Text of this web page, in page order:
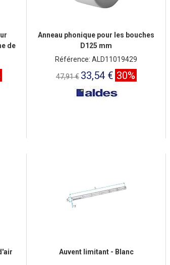
de
Anneau phonique pour les bouches
D125 mm
Référence: ALD11019429
47,91 € 33,54 € 30%
Auvent limitant - Blanc